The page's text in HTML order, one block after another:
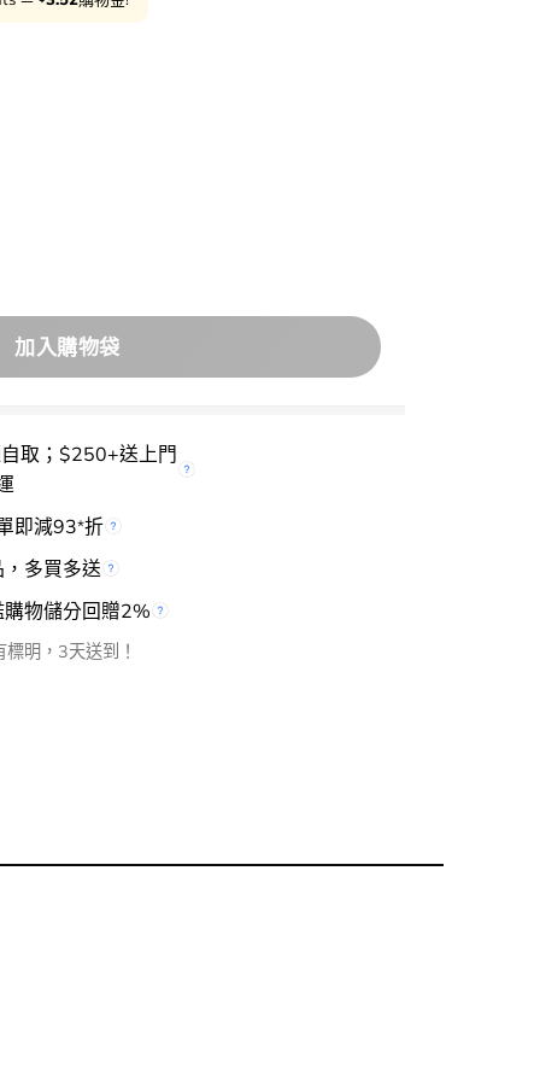
Serum Cushion SPF45 PA++ 積雪草鎮靜精華氣
加入購物袋
取；$250+送上門
即減93*折
多買多送
物儲分回贈2%
明，3天送到！